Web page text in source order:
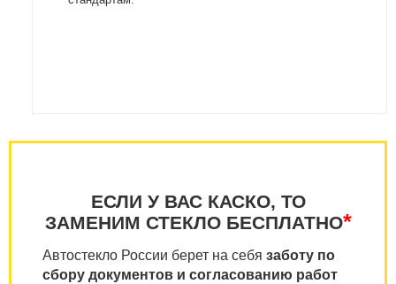
ЕСЛИ У ВАС КАСКО, ТО
ЗАМЕНИМ СТЕКЛО БЕСПЛАТНО*
Автостекло России берет на себя заботу по
сбору документов и согласованию работ